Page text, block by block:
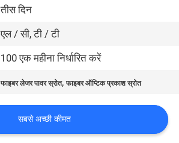
तीस दिन
एल / सी, टी / टी
100 एक महीना निर्धारित करें
फाइबर लेजर पावर स्रोत,फाइबर ऑप्टिक प्रकाश स्रोत
सबसे अच्छी कीमत